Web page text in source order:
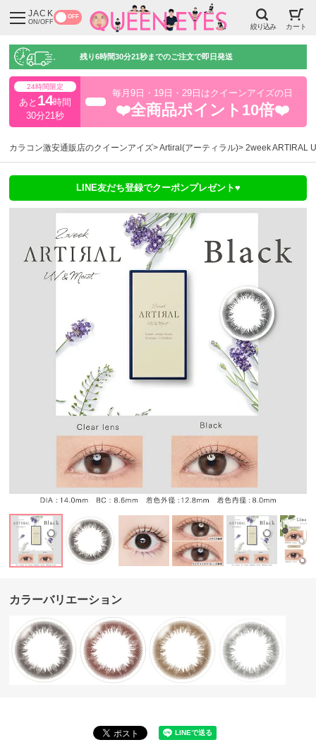
JACK
ON/OFF
OFF
絞り込み カート
残り6時間30分19秒までのご注文で即日発送
24時間限定
あと 14時間
30分19秒
毎月9日・19日・29日はクイーンアイズの日
❤️全商品ポイント10倍❤️
カラコン激安通販店のクイーンアイズ Artiral(アーティラル) 2week ARTIRAL
LINE友だち登録でクーポンプレゼント♥
カラーバリエーション